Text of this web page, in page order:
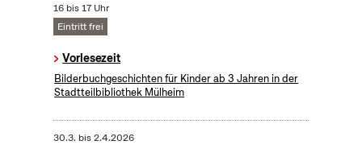
16 bis 17 Uhr
Eintritt frei
Vorlesezeit
Bilderbuchgeschichten für Kinder ab 3 Jahren in der
Stadtteilbibliothek Mülheim
30.3. bis2.4.2026